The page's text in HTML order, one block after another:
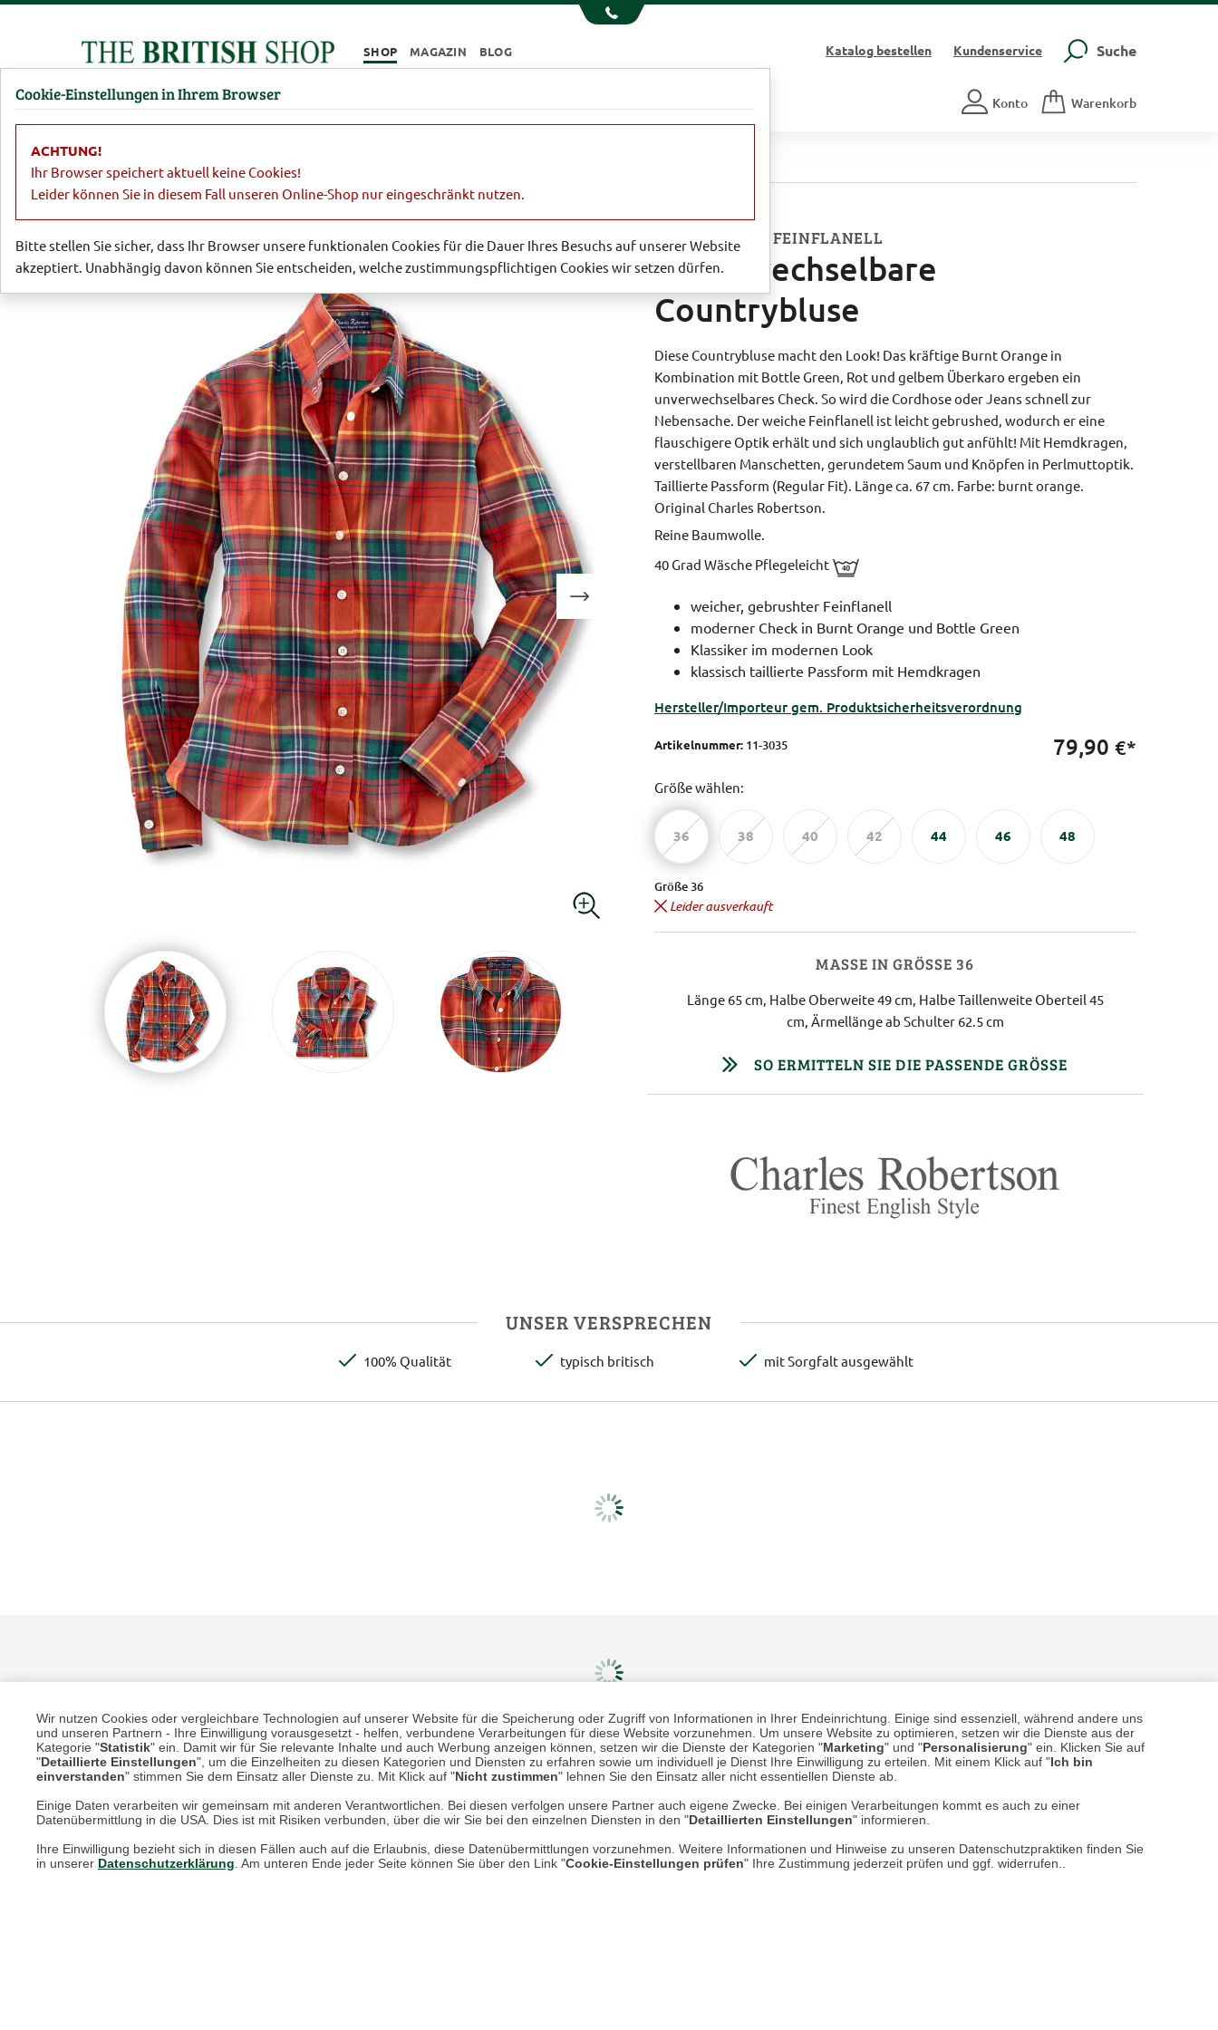
Wir nutzen Cookies oder vergleichbare Technologien auf unserer Website für die Speicherung oder Zugriff von Informationen in Ihrer Endeinrichtung. Einige sind essenziell, während andere uns
und unseren Partnern - Ihre Einwilligung vorausgesetzt - helfen, verbundene Verarbeitungen für diese Website vorzunehmen. Um unsere Website zu optimieren, setzen wir die Dienste aus der
Kategorie "Statistik" ein. Damit wir für Sie relevante Inhalte und auch Werbung anzeigen können, setzen wir die Dienste der Kategorien "Marketing" und "Personalisierung" ein. Klicken Sie auf
"Detaillierte Einstellungen", um die Einzelheiten zu diesen Kategorien und Diensten zu erfahren sowie um individuell je Dienst Ihre Einwilligung zu erteilen. Mit einem Klick auf "Ich bin
einverstanden" stimmen Sie dem Einsatz aller Dienste zu. Mit Klick auf "Nicht zustimmen" lehnen Sie den Einsatz aller nicht essentiellen Dienste ab.
Einige Daten verarbeiten wir gemeinsam mit anderen Verantwortlichen. Bei diesen verfolgen unsere Partner auch eigene Zwecke. Bei einigen Verarbeitungen kommt es auch zu einer
Datenübermittlung in die USA. Dies ist mit Risiken verbunden, über die wir Sie bei den einzelnen Diensten in den "Detaillierten Einstellungen" informieren.
Ihre Einwilligung bezieht sich in diesen Fällen auch auf die Erlaubnis, diese Datenübermittlungen vorzunehmen. Weitere Informationen und Hinweise zu unseren Datenschutzpraktiken finden Sie
in unserer Datenschutzerklärung . Am unteren Ende jeder Seite können Sie über den Link "Cookie-Einstellungen prüfen" Ihre Zustimmung jederzeit prüfen und ggf. widerrufen..
SHOP MAGAZIN BLOG Katalogbestellen Kundenservice Suche
Damen Herren Barbour Parfümerie Konto Warenkorb
AUS WEICHEM FEINFLANELL
Unverwechselbare
Countrybluse
Diese Countrybluse macht den Look! Das kräftige Burnt Orange in
Kombination mit Bottle Green, Rot und gelbem Überkaro ergeben ein
unverwechselbares Check. So wird die Cordhose oder Jeans schnell zur
Nebensache. Der weiche Feinflanell ist leicht gebrushed, wodurch er eine
flauschigere Optik erhält und sich unglaublich gut anfühlt! Mit Hemdkragen,
verstellbaren Manschetten, gerundetem Saum und Knöpfen in Perlmuttoptik.
Taillierte Passform (Regular Fit). Länge ca. 67 cm. Farbe: burnt orange.
Original Charles Robertson.
Reine Baumwolle.
40 Grad Wäsche Pflegeleicht
weicher, gebrushter Feinflanell
moderner Check in Burnt Orange und Bottle Green
Klassiker im modernen Look
klassisch taillierte Passform mit Hemdkragen
Hersteller/Importeur gem. Produktsicherheitsverordnung
Artikelnummer: 11-3035 79,90 €*
Größe wählen:
36 38 40 42 44 46 48
Größe 36
Leider ausverkauft
MASSE IN GRÖSSE 36
Länge 65 cm, Halbe Oberweite 49 cm, Halbe Taillenweite Oberteil 45
cm, Ärmellänge ab Schulter 62.5 cm
SO ERMITTELN SIE DIE PASSENDE GRÖSSE
UNSER VERSPRECHEN
100% Qualität typisch britisch mit Sorgfalt ausgewählt
Unsere Services für Sie
Online Magazin
Newsletter-Archiv
Mehr erfahren
Über uns
AGB
UnsereVersand- und Zahlungsarten
Cookie-Einstellungen in Ihrem Browser
ACHTUNG!
Ihr Browser speichert aktuell keine Cookies!
Leider können Sie in diesem Fall unseren Online-Shop nur eingeschränkt nutzen.
Bitte stellen Sie sicher, dass Ihr Browser unsere funktionalen Cookies für die Dauer Ihres Besuchs auf unserer Website
akzeptiert. Unabhängig davon können Sie entscheiden, welche zustimmungspflichtigen Cookies wir setzen dürfen.